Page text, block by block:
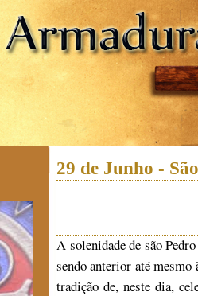
29 de Junho -
A solenidade de são
sendo anterior até
tradição de, neste dia,